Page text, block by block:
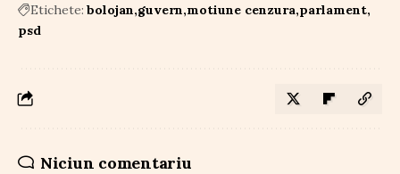
Etichete: bolojan guvern motiune cenzura parlament
psd
Niciun comentariu